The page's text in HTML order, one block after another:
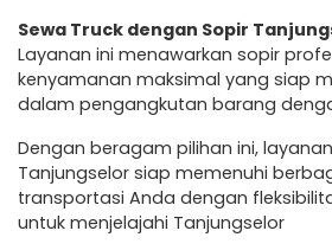
Sewa Truck dengan Sopir
Layanan ini menawarkan sopir
kenyamanan maksimal yang siap
dalam pengangkutan barang
Dengan beragam pilihan ini,
Tanjungselor siap memenuhi
transportasi Anda dengan
untuk menjelajahi Tanjungselor